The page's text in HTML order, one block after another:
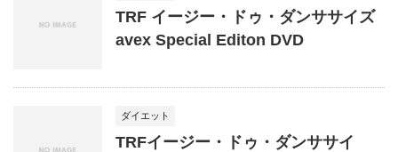
TRF イージー・ドゥ・ダンササイズ
avex Special Editon DVD
ダイエット
TRFイージー・ドゥ・ダンササイ